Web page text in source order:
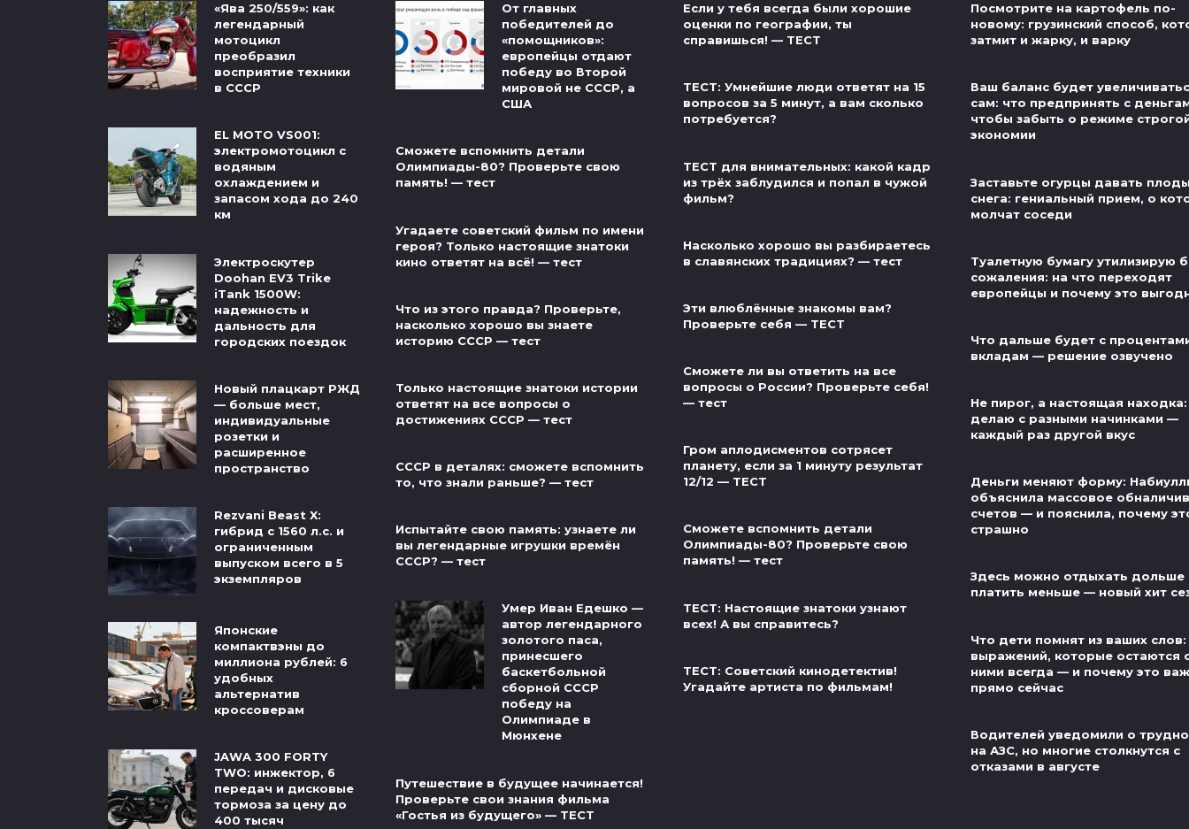
«Ява 250/559»: как
легендарный
мотоцикл
преобразил
восприятие техники
в СССР
EL MOTO VS001:
электромотоцикл с
водяным
охлаждением и
запасом хода до 240
км
Электроскутер
Doohan EV3 Trike
iTank 1500W:
надежность и
дальность для
городских поездок
Новый плацкарт РЖД
— больше мест,
индивидуальные
розетки и
расширенное
пространство
Rezvani Beast X:
гибрид с 1560 л.с. и
ограниченным
выпуском всего в 5
экземпляров
Японские
компактвэны до
миллиона рублей: 6
удобных
альтернатив
кроссоверам
JAWA 300 FORTY
TWO: инжектор, 6
передач и дисковые
тормоза за цену до
400 тысяч
От главных
победителей до
«помощников»:
европейцы отдают
победу во Второй
мировой не СССР, а
США
Сможете вспомнить детали
Олимпиады-80? Проверьте свою
память! — тест
Угадаете советский фильм по имени
героя? Только настоящие знатоки
кино ответят на всё! — тест
Что из этого правда? Проверьте,
насколько хорошо вы знаете
историю СССР — тест
Только настоящие знатоки истории
ответят на все вопросы о
достижениях СССР — тест
СССР в деталях: сможете вспомнить
то, что знали раньше? — тест
Испытайте свою память: узнаете ли
вы легендарные игрушки времён
СССР? — тест
Умер Иван Едешко —
автор легендарного
золотого паса,
принесшего
баскетбольной
сборной СССР
победу на
Олимпиаде в
Мюнхене
Путешествие в будущее начинается!
Проверьте свои знания фильма
«Гостья из будущего» — ТЕСТ
Если у тебя всегда были хорошие
оценки по географии, ты
справишься! — ТЕСТ
ТЕСТ: Умнейшие люди ответят на 15
вопросов за 5 минут, а вам сколько
потребуется?
ТЕСТ для внимательных: какой кадр
из трёх заблудился и попал в чужой
фильм?
Насколько хорошо вы разбираетесь
в славянских традициях? — тест
Эти влюблённые знакомы вам?
Проверьте себя — ТЕСТ
Сможете ли вы ответить на все
вопросы о России? Проверьте себя!
— тест
Гром аплодисментов сотрясет
планету, если за 1 минуту результат
12/12 — ТЕСТ
Сможете вспомнить детали
Олимпиады-80? Проверьте свою
память! — тест
ТЕСТ: Настоящие знатоки узнают
всех! А вы справитесь?
ТЕСТ: Советский кинодетектив!
Угадайте артиста по фильмам!
Посмотрите на картофель по-
новому: грузинский способ,
затмит и жарку, и варку
Ваш баланс будет
сам: что предпринять с
чтобы забыть о режиме
экономии
Заставьте огурцы давать
снега: гениальный прием, о
молчат соседи
Туалетную бумагу утилизирую
сожаления: на что переходят
европейцы и почему это
Что дальше будет с
вкладам — решение озвучено
Не пирог, а настоящая находка:
делаю с разными начинками —
каждый раз другой вкус
Деньги меняют форму:
объяснила массовое
счетов — и пояснила, почему
страшно
Здесь можно отдыхать дольше
платить меньше — новый хит
Что дети помнят из ваших слов:
выражений, которые остаются
ними всегда — и почему это
прямо сейчас
Водителей уведомили о
на АЗС, но многие столкнутся с
отказами в августе